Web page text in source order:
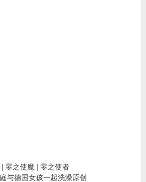
| 零之使魔 | 零之使者
与德国女孩一起洗澡原创